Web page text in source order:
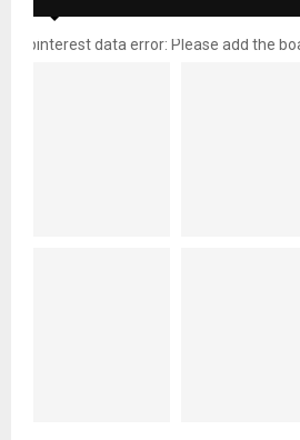
pinterest data error: Please add the